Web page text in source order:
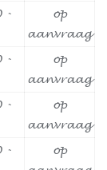
-
op
aanvraag
-
op
aanvraag
-
op
aanvraag
-
op